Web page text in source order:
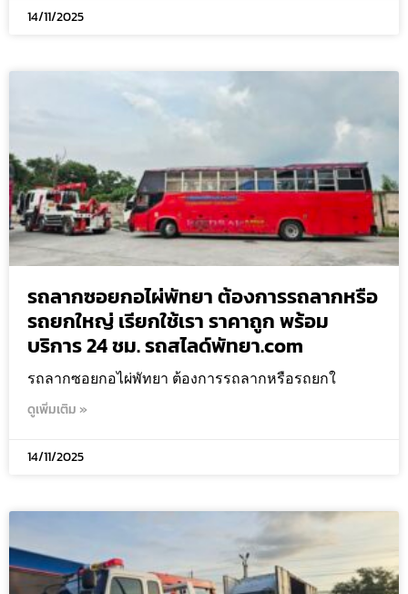
14/11/2025
รถลากซอยกอไผ่พัทยา ต้องการรถลากหรือ
รถยกใหญ่ เรียกใช้เรา ราคาถูก พร้อม
บริการ 24 ชม. รถสไลด์พัทยา.com
รถลากซอยกอไผ่พัทยา ต้องการรถลากหรือรถยกใ
ดูเพิ่มเติม »
14/11/2025